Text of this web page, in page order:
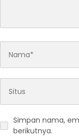
Simpan nama,
berikutnya.